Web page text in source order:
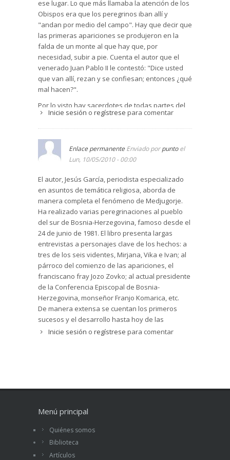
ese lugar. Lo que más llamaba la atención de los
Obispos era que los peregrinos iban allí y
"andan por medio del campo". Hay que decir que
las primeras apariciones se produjeron en la
falda de un monte al que hay que, por
necesidad, subir a pie. Cuenta el autor que el
venerado Juan Pablo II le contestó: "Dice usted
que van allí, rezan y se confiesan; entonces ¿qué
mal hacen?".
Por lo visto hay sacerdotes de todas partes del
mundo que van durante sus vacaciones a
Mediugorie y las pasan allí confesando
peregrinos. Las apariciones comenzaron antes
de la ruptura de la antigua Yugoslavia y de la
guerra de Bosnia. Pienso que la Madre de Jesús
males que se avecinaban, por lo que les pidió
oración y penitencia. Con posterioridad los
videntes dijeron que si se hubiera hecho lo que
la Virgen pidió -fundamentalmente rezar mucho-
no se hubiera producido una guerra tan cruel y
sangrienta.
Los videntes son católicos, y cuando la Virgen
Santísima les explica que todos: católicos,
ortodoxos y musulmanes rezan al mismo Dios,
uno de los jóvenes le pregunta ingenuamente si
entonces es lo mismo ser una cosa que otra. La
Vigen le contesta con paciencia: "Piensa por qué
me estoy apareciendo precisamente a
vosotros".
Inicie sesión o regístrese para comentar
Enlace permanente Enviado porpuntoel
Lun, 10/05/2010 - 00:00
El autor, Jesús García, periodista especializado
en asuntos de temática religiosa, aborda de
manera completa el fenómeno de Medjugorje.
Ha realizado varias peregrinaciones al pueblo
del sur de Bosnia-Herzegovina, famoso desde el
24 de junio de 1981. El libro presenta largas
entrevistas a personajes clave de los hechos: a
tres de los seis videntes, Mirjana, Vika e Ivan; al
párroco del comienzo de las apariciones, el
franciscano fray Jozo Zovko; al actual presidente
de la Conferencia Episcopal de Bosnia-
Herzegovina, monseñor Franjo Komarica, etc.
De manera extensa se cuentan los primeros
sucesos y el desarrollo hasta hoy de las
apariciones. Se describe bien el ambiente de
Peric. La única declaración oficial de la Iglesia es
de la Conferencia Episcopal de la ex Yugoslavia,
en 1991: no puede afirmarse que se esté
Inicie sesión o regístrese para comentar
Menú principal
Quiénes somos
Biblioteca
Artículos